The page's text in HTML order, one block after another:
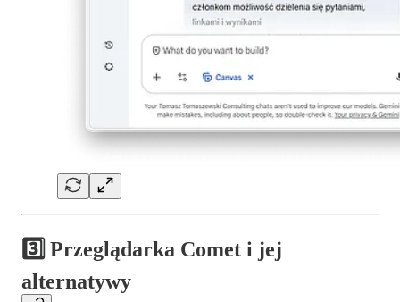
3️⃣ Przeglądarka Comet i jej
alternatywy